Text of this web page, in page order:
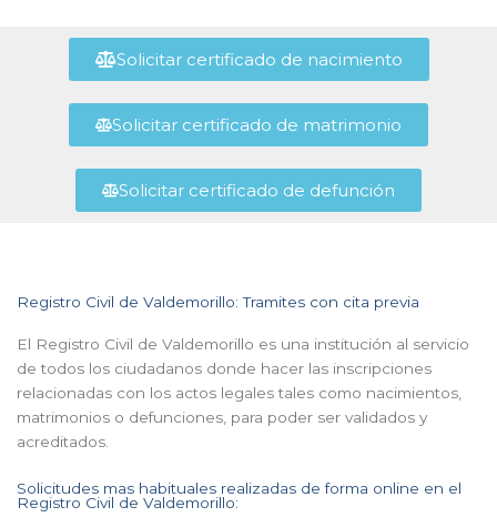
Solicitar certificado de nacimiento
Solicitar certificado de matrimonio
Solicitar certificado de defunción
Registro Civil de Valdemorillo: Tramites con cita previa
El Registro Civil de Valdemorillo es una institución al servicio
de todos los ciudadanos donde hacer las inscripciones
relacionadas con los actos legales tales como nacimientos,
matrimonios o defunciones, para poder ser validados y
acreditados.
Solicitudes mas habituales realizadas de forma online en el
Registro Civil de Valdemorillo: